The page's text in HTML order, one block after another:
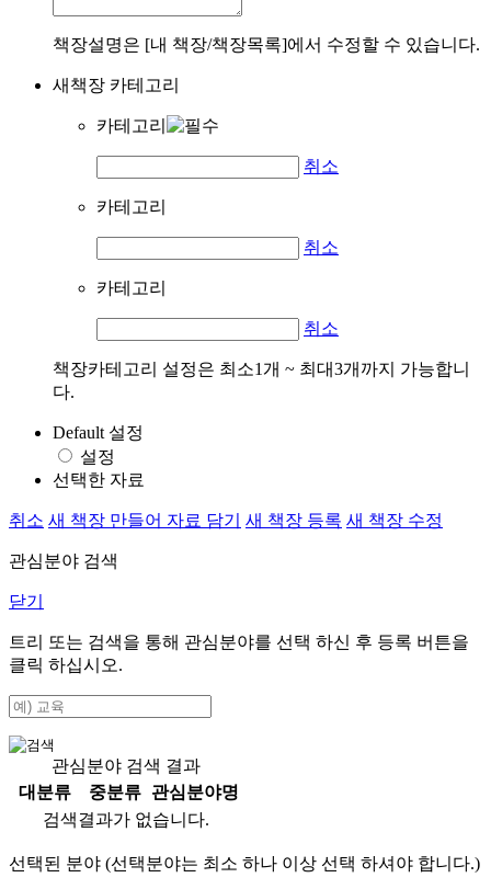
책장설명은 [내 책장/책장목록]에서 수정할 수 있습니다.
새책장 카테고리
카테고리
취소
카테고리
취소
카테고리
취소
책장카테고리 설정은 최소1개 ~ 최대3개까지 가능합니
다.
Default 설정
설정
선택한 자료
취소 새 책장 만들어 자료 담기 새 책장 등록 새 책장 수정
관심분야 검색
닫기
트리 또는 검색을 통해 관심분야를 선택 하신 후 등록 버튼을
클릭 하십시오.
관심분야 검색 결과
대분류
중분류
관심분야명
검색결과가 없습니다.
선택된 분야 (선택분야는 최소 하나 이상 선택 하셔야 합니다.)